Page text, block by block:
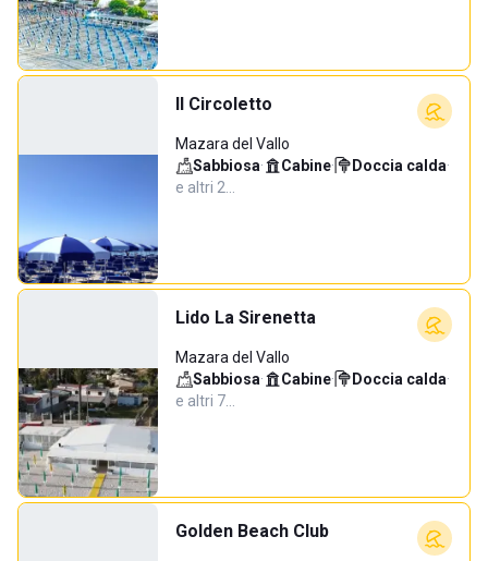
Il Circoletto
Mazara del Vallo
Sabbiosa· Cabine· Doccia calda·
e altri 2…
Lido La Sirenetta
Mazara del Vallo
Sabbiosa· Cabine· Doccia calda·
e altri 7…
Golden Beach Club